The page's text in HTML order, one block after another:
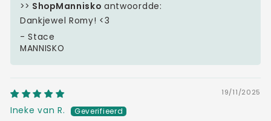
>> ShopMannisko antwoordde:
Dankjewel Romy! <3
- Stace
MANNISKO
19/11/2025
Ineke van R.